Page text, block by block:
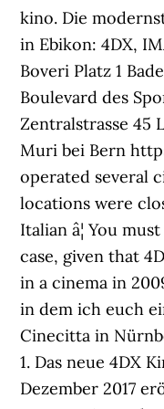
kino. Die
in Ebikon: 4DX,
Boveri Platz 1
Boulevard des
Zentralstrasse 45
Muri bei Bern
operated several
locations were
Italian â¦ You
case, given that
in a cinema in
in dem ich euch
Cinecitta in
1. Das neue 4DX
Dezember 2017